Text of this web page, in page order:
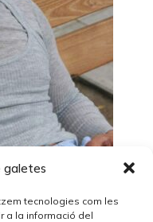
galetes
tecnologies com les
a la informació del